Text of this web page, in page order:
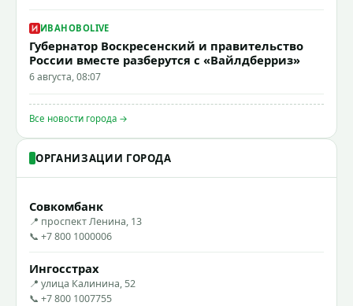
ИВАНОВОLIVE
Губернатор Воскресенский и правительство
России вместе разберутся с «Вайлдберриз»
6 августа, 08:07
Все новости города →
ОРГАНИЗАЦИИ ГОРОДА
Совкомбанк
📍 проспект Ленина, 13
📞 +7 800 1000006
Ингосстрах
📍 улица Калинина, 52
📞 +7 800 1007755